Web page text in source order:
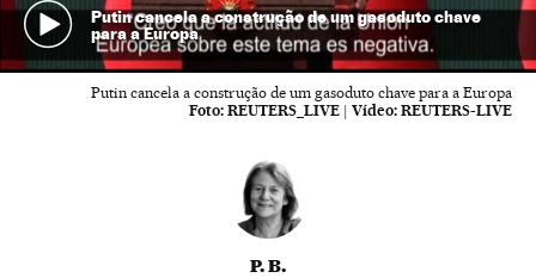
Putin cancela a construção de um gasoduto chave
para a Europa
Putin cancela a construção de um gasoduto chave para a Europa
Foto: REUTERS_LIVE | Vídeo: REUTERS-LIVE
P. B.